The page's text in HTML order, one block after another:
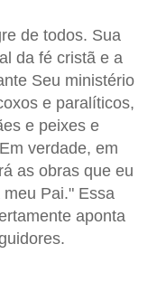
de todos. Sua
da fé cristã e a
Seu ministério
e paralíticos,
e peixes e
verdade, em
as obras que eu
Pai." Essa
aponta